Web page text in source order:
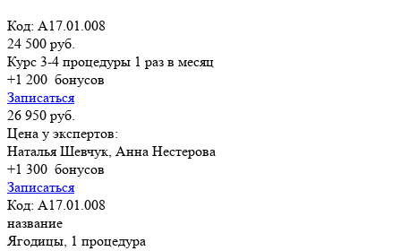
Код: A17.01.008
24 500 руб.
Курс 3-4 процедуры 1 раз в месяц
+1 200 бонусов
Записаться
26 950 руб.
Цена у экспертов:
Наталья Шевчук, Анна Нестерова
+1 300 бонусов
Записаться
Код: A17.01.008
название
Ягодицы, 1 процедура